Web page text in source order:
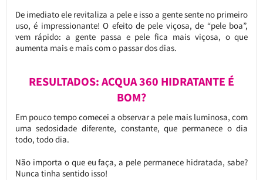
De imediato ele revitaliza a pele e isso a gente sente no primeiro
uso, é impressionante! O efeito de pele viçosa, de “pele boa”,
vem rápido: a gente passa e pele fica mais viçosa, o que
aumenta mais e mais com o passar dos dias.
RESULTADOS: ACQUA 360 HIDRATANTE É
BOM?
Em pouco tempo comecei a observar a pele mais luminosa, com
uma sedosidade diferente, constante, que permanece o dia
todo, todo dia.
Não importa o que eu faça, a pele permanece hidratada, sabe?
Nunca tinha sentido isso!